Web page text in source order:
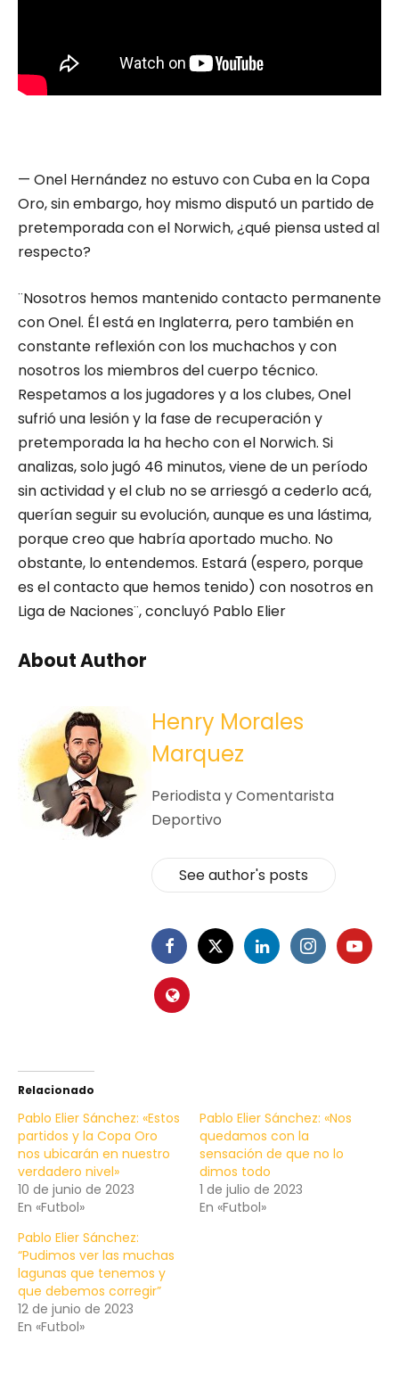
— Onel Hernández no estuvo con Cuba en la Copa
Oro, sin embargo, hoy mismo disputó un partido de
pretemporada con el Norwich, ¿qué piensa usted al
respecto?
¨Nosotros hemos mantenido contacto permanente
con Onel. Él está en Inglaterra, pero también en
constante reflexión con los muchachos y con
nosotros los miembros del cuerpo técnico.
Respetamos a los jugadores y a los clubes, Onel
sufrió una lesión y la fase de recuperación y
pretemporada la ha hecho con el Norwich. Si
analizas, solo jugó 46 minutos, viene de un período
sin actividad y el club no se arriesgó a cederlo acá,
querían seguir su evolución, aunque es una lástima,
porque creo que habría aportado mucho. No
obstante, lo entendemos. Estará (espero, porque
es el contacto que hemos tenido) con nosotros en
Liga de Naciones¨, concluyó Pablo Elier
About Author
Henry Morales
Marquez
Periodista y Comentarista
Deportivo
See author's posts
Relacionado
Pablo Elier Sánchez: «Estos
partidos y la Copa Oro
nos ubicarán en nuestro
verdadero nivel»
10 de junio de 2023
En «Futbol»
Pablo Elier Sánchez: «Nos
quedamos con la
sensación de que no lo
dimos todo
1 de julio de 2023
En «Futbol»
Pablo Elier Sánchez:
“Pudimos ver las muchas
lagunas que tenemos y
que debemos corregir”
12 de junio de 2023
En «Futbol»